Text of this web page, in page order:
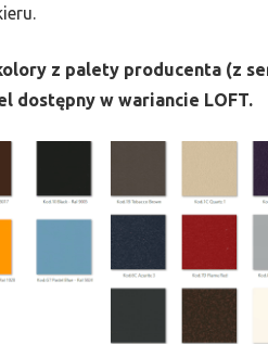
z palety producenta (z
dostępny w wariancie LOFT.